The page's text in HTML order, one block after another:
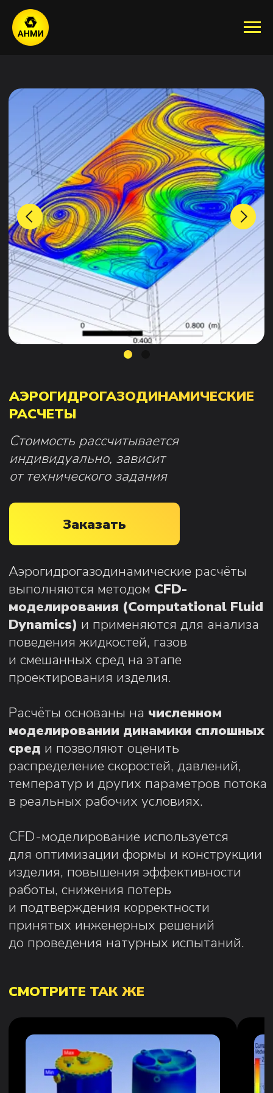
Стоимость рассчитывается
индивидуально, зависит
от технического задания
АЭРОГИДРОГАЗОДИНАМИЧЕСКИЕ
РАСЧЕТЫ
СМОТРИТЕ ТАК ЖЕ
Прочностные расчеты
Узнать подробнее... Узнать подробнее...
Аэрогидрогазодинамические расчёты
выполняются методом
моделирования (Computational Fluid
Dynamics)и применяются для анализа
поведения жидкостей, газов
и смешанных сред на этапе
проектирования изделия.
Расчёты основаны на
моделировании динамики сплошных
распределение скоростей, давлений,
в реальных рабочих условиях.
CFD-моделирование используется
для оптимизации формы и конструкции
изделия, повышения эффективности
работы, снижения потерь
и подтверждения корректности
принятых инженерных решений
до проведения натурных испытаний.
Прочностные расчеты
Аэрогидрогазодинамические расчеты